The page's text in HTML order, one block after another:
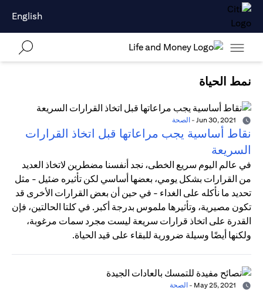
English
نمط الحياة
- الصحة
نقاط أساسية يجب مراعاتها قبل اتخاذ القرارات
السريعة
في عالم اليوم سريع الخطى، نجد أنفسنا مضطرين لاتخاذ العديد
من القرارات بشكل يومي، بعضها أساسي لكن تأثيره ضئيل - مثل
تحديد ما نأكله على الغداء - في حين أن بعض القرارات الأخرى قد
تكون مصيرية، وتأثيرها ملموس بدرجة أكبر. في كلتا الحالتين، فإن
القدرة على اتخاذ قرارات سريعة ليست مجرد سمات مرغوبة،
ولكنها أيضًا وسيلة ضرورية للبقاء على قيد الحياة.
- الصحة